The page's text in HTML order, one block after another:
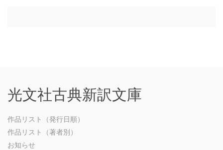
光文社古典新訳文庫
作品リスト（発行日順）
作品リスト（著者別）
お知らせ